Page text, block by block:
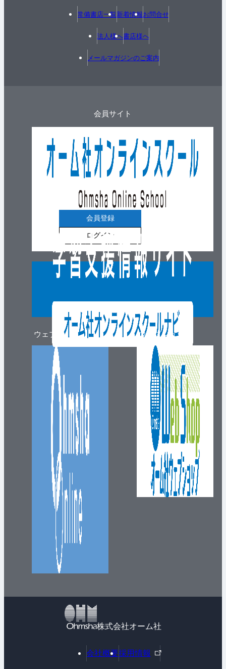
常備書店一覧新着情報お問合せ
法人様へ書店様へ
メールマガジンのご案内
ウェブマガジン
会員サイト
会員登録
ログイン
ウェブショップ
株式会社オーム社
会社概要採用情報
外
部